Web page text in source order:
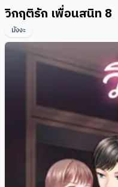
วิกฤติรัก เพื่อนสนิท 8
มังงะ